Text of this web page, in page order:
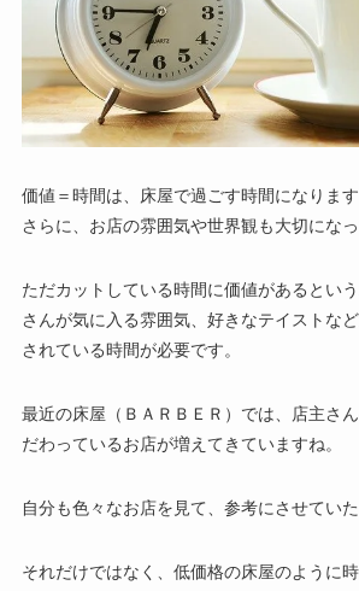
価値＝時間は、床屋で過ごす時間になります
さらに、お店の雰囲気や世界観も大切になっ
ただカットしている時間に価値があるとい
さんが気に入る雰囲気、好きなテイストな
されている時間が必要です。
最近の床屋（ＢＡＲＢＥＲ）では、店主さ
だわっているお店が増えてきていますね。
自分も色々なお店を見て、参考にさせていた
それだけではなく、低価格の床屋のように